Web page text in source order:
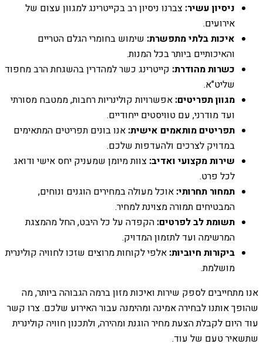
ניסיון עשיר: צברנו ניסיון רב בקייטרינג למגוון עצום של
אירועים.
איכות בלתי מתפשרת: שימוש בחומרי הגלם הטריים
והאיכותיים ביותר בכל המנות.
כשרות מהודרת: קייטרינג כשר למהדרין בהשגחת הרב מחפוד
שליט"א.
מגוון תפריטים: אפשרויות קולינריות רחבות, ממטבח מסורתי
ועד מודרני, עם טוויסטים ייחודיים.
תפריטים מותאמים אישית: אנו בונים תפריטים המתאימים
במדויק לצרכים ולהעדפות שלכם.
שירות מקצועי ואדיב: צוות מיומן שמעניק יחס אישי ודואג
לכל פרט.
תמחור תחרותי: אוכל מעולה במחירים הוגנים ונוחים,
המבטיחים תמורה מצוינת למחיר.
תשומת לב לפרטים: הקפדה על כל היבט, החל מהמצגת
המרשימה ועד לתזמון המדויק.
ביקורות חיוביות: אלפי לקוחות מרוצים שזכו לחוויה קולינרית
מושלמת.
אנו מתחייבים לספק שירות ואיכות מזון ברמה הגבוהה ביותר, מה
שהופך אותנו לבחירה אמינה ומהימנה עבור האירוע שלכם. צרו קשר
עוד היום לקבלת הצעת מחיר הוגנת ומהירה, ולתכנון חוויה קולינרית
שתשאיר טעם של עוד.